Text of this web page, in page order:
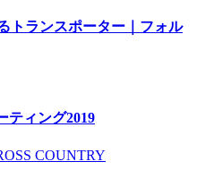
トランスポーター｜フォル
ティング2019